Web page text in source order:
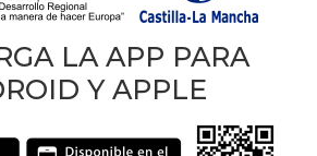
LA APP PARA
Y APPLE